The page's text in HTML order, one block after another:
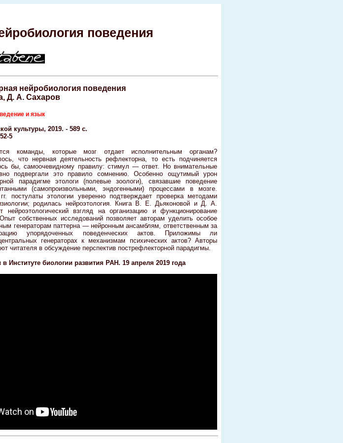
поведения
нейробиология поведения
Д. А. Сахаров
и язык
культуры, 2019. - 589 с.
5
команды, которые мозг отдает исполнительным органам?
что нервная деятельность рефлекторна, то есть подчиняется
бы, самоочевидному правилу: стимул — ответ. Но внимательные
подвергали это правило сомнению. Особенно ощутимый урон
парадигме этологи (полевые зоологи), связавшие поведение
(самопроизвольными, эндогенными) процессами в мозге.
постулаты этологии уверенно подтверждает проверка методами
родилась нейроэтология. Книга В. Е. Дьяконовой и Д. А.
нейроэтологический взгляд на организацию и функционирование
собственных исследований позволяет авторам уделить особое
генераторам паттерна — нейронным ансамблям, ответственным за
упорядоченных поведенческих актов. Приложимы ли
генераторах к механизмам психических актов? Авторы
читателя в обсуждение перспектив пострефлекторной парадигмы.
в Институте биологии развития РАН. 19 апреля 2019 года